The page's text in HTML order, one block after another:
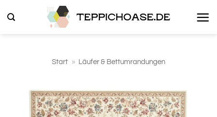
Inhalt
Start » Läufer & Bettumrandungen